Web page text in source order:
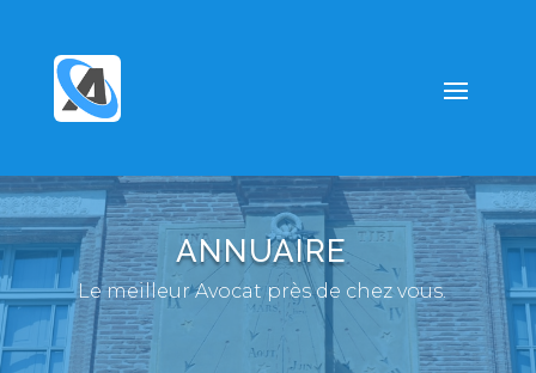
ANNUAIRE
Le meilleur Avocat près de chez vous.